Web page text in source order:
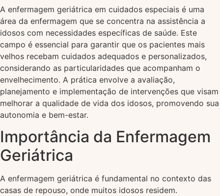
A enfermagem geriátrica em cuidados especiais é uma
área da enfermagem que se concentra na assistência a
idosos com necessidades específicas de saúde. Este
campo é essencial para garantir que os pacientes mais
velhos recebam cuidados adequados e personalizados,
considerando as particularidades que acompanham o
envelhecimento. A prática envolve a avaliação,
planejamento e implementação de intervenções que visam
melhorar a qualidade de vida dos idosos, promovendo sua
autonomia e bem-estar.
Importância da Enfermagem
Geriátrica
A enfermagem geriátrica é fundamental no contexto das
casas de repouso, onde muitos idosos residem.